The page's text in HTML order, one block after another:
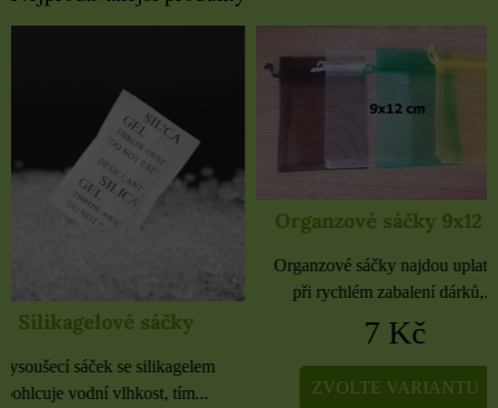
Organzové sáčky 9x12 cm
7 Kč
ZVOLTE VARIANTU
Organzové sáčky
Organzové sáčky najdou
při rychlém zabalení
5 Kč
ZVOLTE